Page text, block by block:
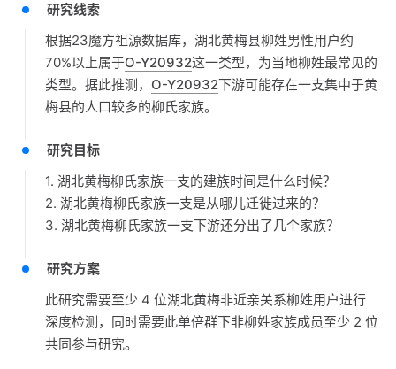
研究线索
根据23魔方祖源数据库，湖北黄梅县柳姓男性用户约
70%以上属于O-Y20932这一类型，为当地柳姓最常见的
类型。据此推测， O-Y20932下游可能存在一支集中于黄
梅县的人口较多的柳氏家族。
研究目标
1. 湖北黄梅柳氏家族一支的建族时间是什么时候？
2. 湖北黄梅柳氏家族一支是从哪儿迁徙过来的？
3. 湖北黄梅柳氏家族一支下游还分出了几个家族？
研究方案
此研究需要至少 4 位湖北黄梅非近亲关系柳姓用户进行
深度检测，同时需要此单倍群下非柳姓家族成员至少 2 位
共同参与研究。